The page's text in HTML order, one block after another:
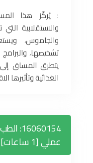
: يُركّز هذا
والاستقلابية
والجاموس،
تشخيصها،
يتطرق المساق
الغذائية وتأثيرها
عملي [1 ساعات]